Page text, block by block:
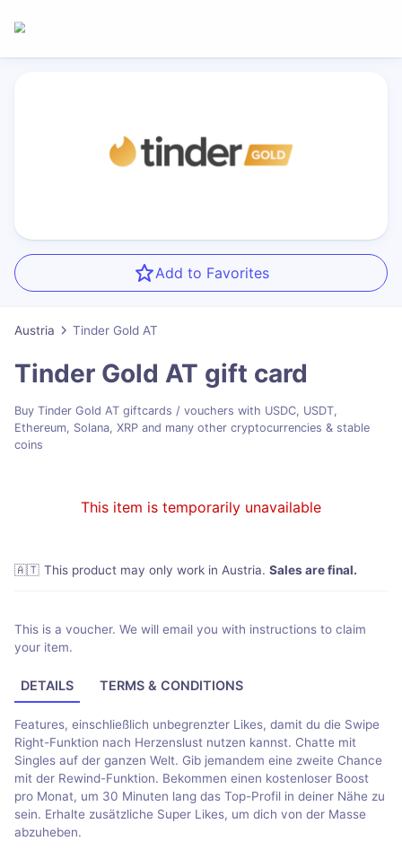
Add to Favorites
Austria Tinder Gold AT
Tinder Gold AT gift card
Buy Tinder Gold AT giftcards / vouchers with USDC, USDT,
Ethereum, Solana, XRP and many other cryptocurrencies & stable
coins
This item is temporarily unavailable
🇦🇹 This product may only work in Austria. Sales are final.
This is a voucher. We will email you with instructions to claim
your item.
DETAILS TERMS & CONDITIONS
Features, einschließlich unbegrenzter Likes, damit du die Swipe
Right-Funktion nach Herzenslust nutzen kannst. Chatte mit
Singles auf der ganzen Welt. Gib jemandem eine zweite Chance
mit der Rewind-Funktion. Bekommen einen kostenloser Boost
pro Monat, um 30 Minuten lang das Top-Profil in deiner Nähe zu
sein. Erhalte zusätzliche Super Likes, um dich von der Masse
abzuheben.